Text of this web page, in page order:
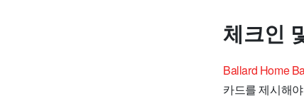
체크인
Ballard Home
카드를 제시해